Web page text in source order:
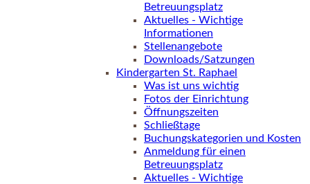
Betreuungsplatz
Aktuelles - Wichtige
Informationen
Stellenangebote
Downloads/Satzungen
Kindergarten St. Raphael
Was ist uns wichtig
Fotos der Einrichtung
Öffnungszeiten
Schließtage
Buchungskategorien und Kosten
Anmeldung für einen
Betreuungsplatz
Aktuelles - Wichtige